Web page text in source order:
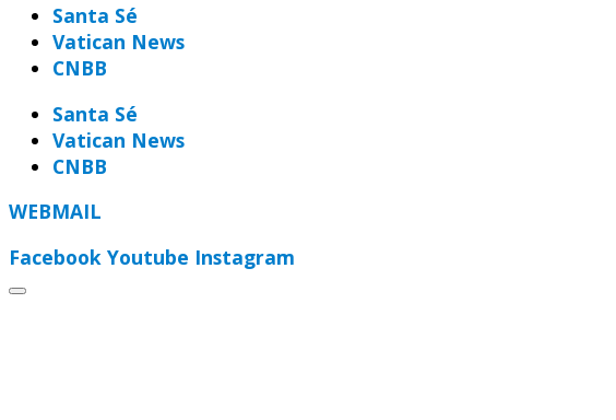
Santa Sé
Vatican News
CNBB
Santa Sé
Vatican News
CNBB
WEBMAIL
Facebook Youtube Instagram